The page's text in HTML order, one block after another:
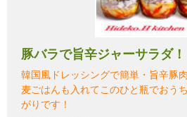
豚バラで旨辛ジャーサラダ！
韓国風ドレッシングで簡単・旨辛豚
麦ごはんも入れてこのひと瓶でおう
がりです！